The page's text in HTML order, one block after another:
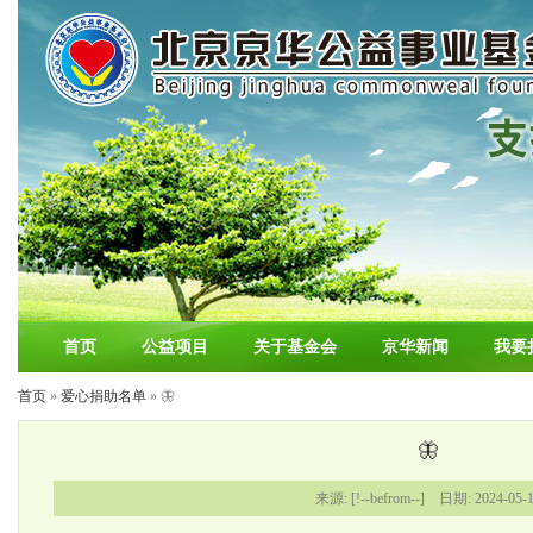
首页 公益项目 关于基金会 京华新闻 我要
首页 » 爱心捐助名单 » 🦋
🦋
来源: [!--befrom--] 日期: 2024-05-